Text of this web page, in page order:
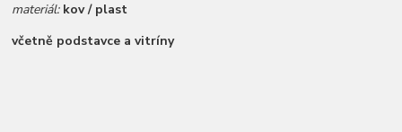
materiál: kov / plast
včetně podstavce a vitríny